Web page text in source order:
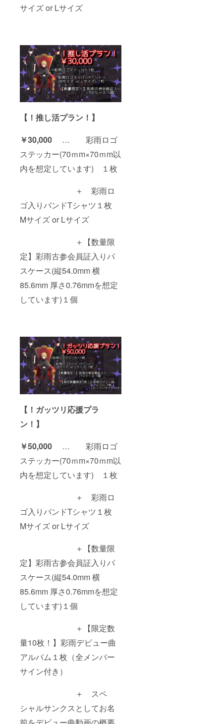
サイズ or Lサイズ
【！推し活プラン！】
￥30,000 … 彩雨ロゴ
ステッカー(70ｍm×70ｍm以
内を想定しています) １枚
＋ 彩雨ロ
ゴ入りバンドTシャツ１枚
Mサイズ or Lサイズ
＋【数量限
定】彩雨古参会員証入りパ
スケース(縦54.0mm 横
85.6mm 厚さ0.76mmを想定
しています)１個
【！ガッツリ応援プラ
ン！】
￥50,000 … 彩雨ロゴ
ステッカー(70ｍm×70ｍm以
内を想定しています) １枚
＋ 彩雨ロ
ゴ入りバンドTシャツ１枚
Mサイズ or Lサイズ
＋【数量限
定】彩雨古参会員証入りパ
スケース(縦54.0mm 横
85.6mm 厚さ0.76mmを想定
しています)１個
＋【限定数
量10枚！】彩雨デビュー曲
アルバム１枚（全メンバー
サイン付き）
＋ スペ
シャルサンクスとしてお名